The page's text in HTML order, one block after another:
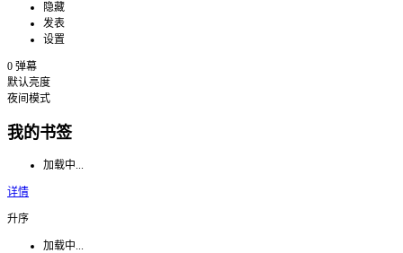
隐藏
发表
设置
0 弹幕
默认亮度
夜间模式
我的书签
加载中...
详情
升序
加载中...